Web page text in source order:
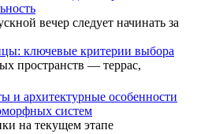
вечер следует начинать за
ключевые критерии выбора
пространств — террас,
и архитектурные особенности
систем
на текущем этапе